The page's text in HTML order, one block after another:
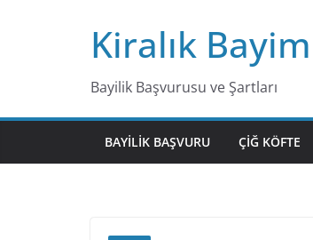
Kiralık Bayim
Bayilik Başvurusu ve Şartları
BAYILIK BAŞVURU ÇIĞ KÖFTE